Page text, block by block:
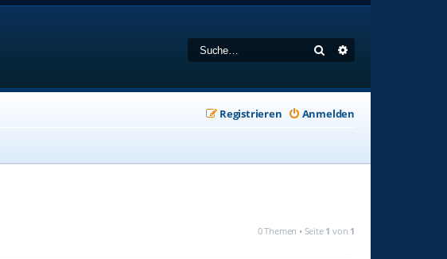
Suche
Anmelden
Registrieren
0 Themen • Seite 1 von 1